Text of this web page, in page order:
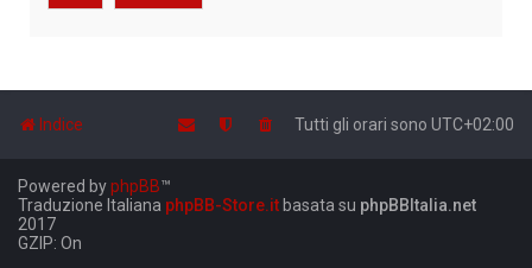
Indice Tutti gli orari sono UTC+02:00
Powered byphpBB™
Traduzione Italiana phpBB-Store.it basata su phpBBItalia.net
2017
GZIP: On